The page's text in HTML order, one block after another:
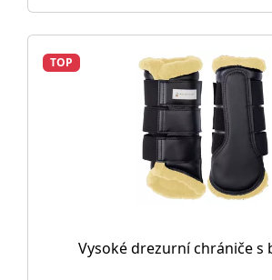
TOP
Vysoké drezurní chrániče s